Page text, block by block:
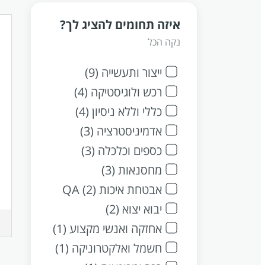
איזה תחומים להציג לך?
נקה הכל
ייצור ותעשייה (9)
רכש ולוגיסטיקה (4)
כללי וללא ניסיון (4)
אדמיניסטרציה (3)
כספים וכלכלה (3)
מחסנאות (3)
אבטחת איכות QA (2)
יבוא יצוא (2)
אחזקה ואנשי מקצוע (1)
חשמל ואלקטרוניקה (1)